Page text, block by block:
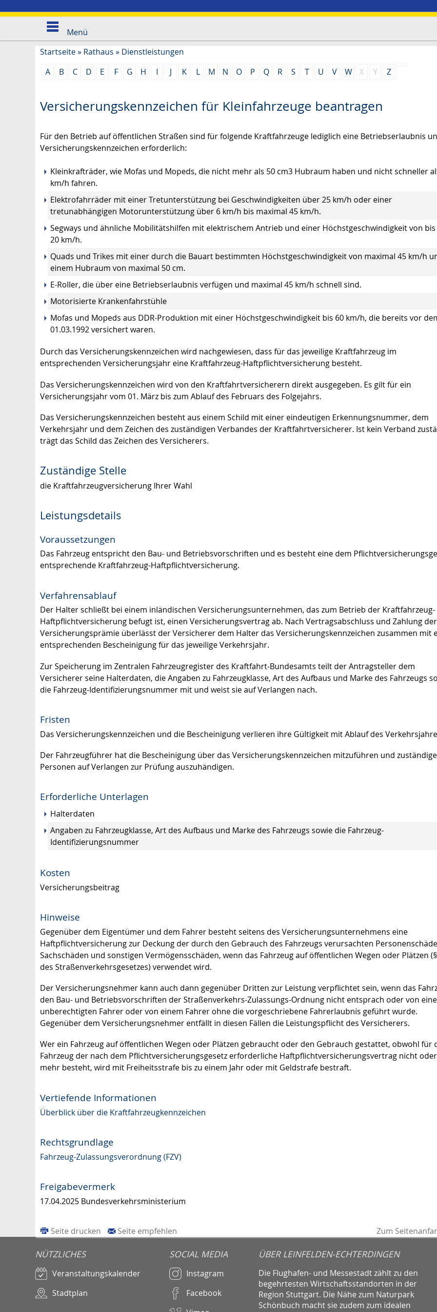
Menü
Startseite» Rathaus » Dienstleistungen
A
B C D E F G H I J K L M N O P Q R S T U V W X Y Z
Versicherungskennzeichen für Kleinfahrzeuge beantragen
Für den Betrieb auf öffentlichen Straßen sind für folgende Kraftfahrzeuge lediglich eine Betriebserlaubnis
Versicherungskennzeichen erforderlich:
Kleinkrafträder, wie Mofas und Mopeds, die nicht mehr als 50 cm3 Hubraum haben und nicht schneller
km/h fahren.
Elektrofahrräder mit einer Tretunterstützung bei Geschwindigkeiten über 25 km/h oder einer
tretunabhängigen Motorunterstützung über 6 km/h bis maximal 45 km/h.
Segways und ähnliche Mobilitätshilfen mit elektrischem Antrieb und einer Höchstgeschwindigkeit von bis
20 km/h.
Quads und Trikes mit einer durch die Bauart bestimmten Höchstgeschwindigkeit von maximal 45 km/h
einem Hubraum von maximal 50 cm.
E-Roller, die über eine Betriebserlaubnis verfügen und maximal 45 km/h schnell sind.
Motorisierte Krankenfahrstühle
Mofas und Mopeds aus DDR-Produktion mit einer Höchstgeschwindigkeit bis 60 km/h, die bereits vor
01.03.1992 versichert waren.
Durch das Versicherungskennzeichen wird nachgewiesen, dass für das jeweilige Kraftfahrzeug im
entsprechenden Versicherungsjahr eine Kraftfahrzeug-Haftpflichtversicherung besteht.
Das Versicherungskennzeichen wird von den Kraftfahrtversicherern direkt ausgegeben. Es gilt für ein
Versicherungsjahr vom 01. März bis zum Ablauf des Februars des Folgejahrs.
Das Versicherungskennzeichen besteht aus einem Schild mit einer eindeutigen Erkennungsnummer, dem
Verkehrsjahr und dem Zeichen des zuständigen Verbandes der Kraftfahrtversicherer. Ist kein Verband
trägt das Schild das Zeichen des Versicherers.
Zuständige Stelle
die Kraftfahrzeugversicherung Ihrer Wahl
Leistungsdetails
Voraussetzungen
Das Fahrzeug entspricht den Bau- und Betriebsvorschriften und es besteht eine dem
entsprechende Kraftfahrzeug-Haftpflichtversicherung.
Verfahrensablauf
Der Halter schließt bei einem inländischen Versicherungsunternehmen, das zum Betrieb der Kraftfahrzeug-
Haftpflichtversicherung befugt ist, einen Versicherungsvertrag ab. Nach Vertragsabschluss und Zahlung der
Versicherungsprämie überlässt der Versicherer dem Halter das Versicherungskennzeichen zusammen mit
entsprechenden Bescheinigung für das jeweilige Verkehrsjahr.
Zur Speicherung im Zentralen Fahrzeugregister des Kraftfahrt-Bundesamts teilt der Antragsteller dem
Versicherer seine Halterdaten, die Angaben zu Fahrzeugklasse, Art des Aufbaus und Marke des Fahrzeugs
die Fahrzeug-Identifizierungsnummer mit und weist sie auf Verlangen nach.
Fristen
Das Versicherungskennzeichen und die Bescheinigung verlieren ihre Gültigkeit mit Ablauf des
Der Fahrzeugführer hat die Bescheinigung über das Versicherungskennzeichen mitzuführen und
Personen auf Verlangen zur Prüfung auszuhändigen.
Erforderliche Unterlagen
Halterdaten
Angaben zu Fahrzeugklasse, Art des Aufbaus und Marke des Fahrzeugs sowie die Fahrzeug-
Identifizierungsnummer
Kosten
Versicherungsbeitrag
Hinweise
Gegenüber dem Eigentümer und dem Fahrer besteht seitens des Versicherungsunternehmens eine
Haftpflichtversicherung zur Deckung der durch den Gebrauch des Fahrzeugs verursachten
Sachschäden und sonstigen Vermögensschäden, wenn das Fahrzeug auf öffentlichen Wegen oder Plätzen (§
des Straßenverkehrsgesetzes) verwendet wird.
Der Versicherungsnehmer kann auch dann gegenüber Dritten zur Leistung verpflichtet sein, wenn das
den Bau- und Betriebsvorschriften der Straßenverkehrs-Zulassungs-Ordnung nicht entsprach oder von
unberechtigten Fahrer oder von einem Fahrer ohne die vorgeschriebene Fahrerlaubnis geführt wurde.
Gegenüber dem Versicherungsnehmer entfällt in diesen Fällen die Leistungspflicht des Versicherers.
Wer ein Fahrzeug auf öffentlichen Wegen oder Plätzen gebraucht oder den Gebrauch gestattet, obwohl für
Fahrzeug der nach dem Pflichtversicherungsgesetz erforderliche Haftpflichtversicherungsvertrag nicht
mehr besteht, wird mit Freiheitsstrafe bis zu einem Jahr oder mit Geldstrafe bestraft.
Vertiefende Informationen
Überblick über die Kraftfahrzeugkennzeichen
Rechtsgrundlage
Fahrzeug-Zulassungsverordnung (FZV)
Freigabevermerk
17.04.2025 Bundesverkehrsministerium
Zum
Seite drucken Seite empfehlen
NÜTZLICHES
Veranstaltungskalender
Stadtplan
SOCIAL MEDIA
Instagram
Facebook
ÜBER LEINFELDEN-ECHTERDINGEN
Die Flughafen- und Messestadt zählt zu den
begehrtesten Wirtschaftsstandorten in der
Region Stuttgart. Die Nähe zum Naturpark
Schönbuch macht sie zudem zum idealen